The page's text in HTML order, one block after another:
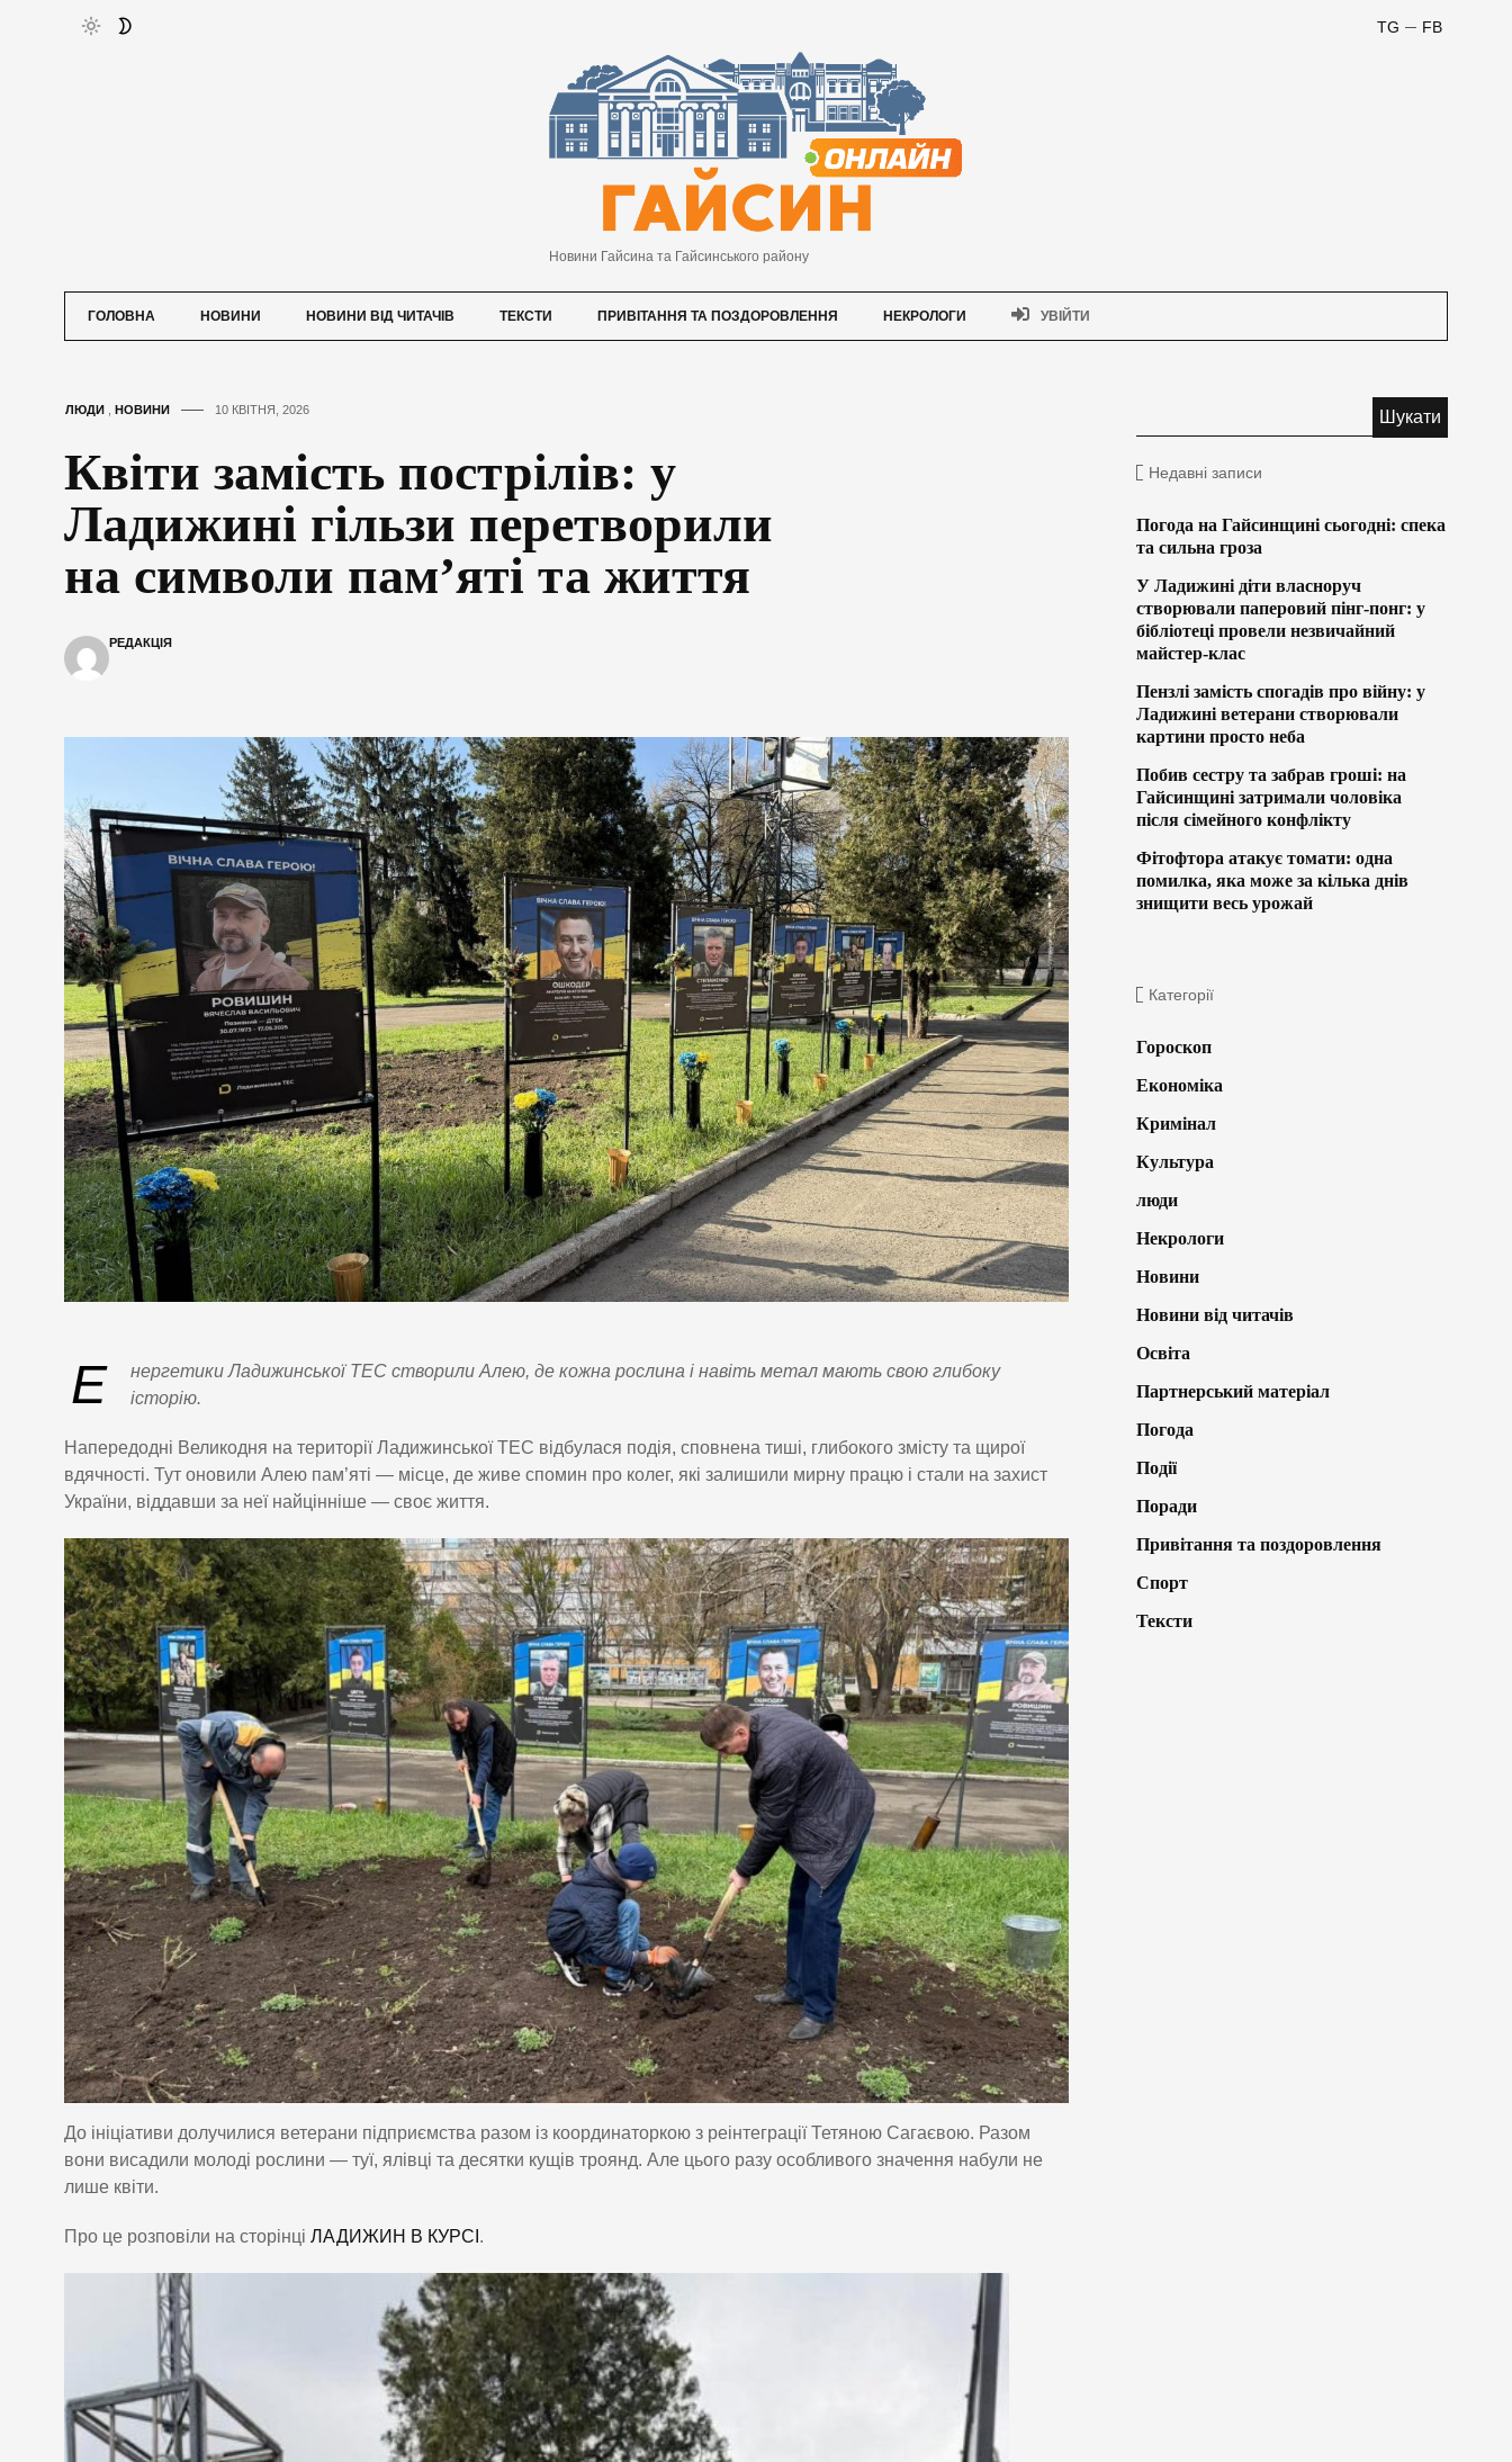
FB
TG
Новини Гайсина та Гайсинського району
ГОЛОВНА НОВИНИ НОВИНИ ВІД ЧИТАЧІВ ТЕКСТИ ПРИВІТАННЯ ТА ПОЗДОРОВЛЕННЯ НЕКРОЛОГИ УВІЙТИ
ЛЮДИ НОВИНИ 10 КВІТНЯ, 2026
Квіти замість пострілів: у
Ладижині гільзи перетворили
на символи пам’яті та життя
РЕДАКЦІЯ
Е
нергетики Ладижинської ТЕС створили Алею, де кожна рослина і навіть метал мають свою глибоку
історію.
Напередодні Великодня на території Ладижинської ТЕС відбулася подія, сповнена тиші, глибокого змісту та щирої
вдячності. Тут оновили Алею пам’яті — місце, де живе спомин про колег, які залишили мирну працю і стали на захист
України, віддавши за неї найцінніше — своє життя.
До ініціативи долучилися ветерани підприємства разом із координаторкою з реінтеграції Тетяною Сагаєвою. Разом
вони висадили молоді рослини — туї, ялівці та десятки кущів троянд. Але цього разу особливого значення набули не
лише квіти.
Про це розповіли на сторінці ЛАДИЖИН В КУРСІ .
Недавні записи
Погода на Гайсинщині сьогодні: спека
та сильна гроза
У Ладижині діти власноруч
створювали паперовий пінг-понг: у
бібліотеці провели незвичайний
майстер-клас
Пензлі замість спогадів про війну: у
Ладижині ветерани створювали
картини просто неба
Побив сестру та забрав гроші: на
Гайсинщині затримали чоловіка
після сімейного конфлікту
Фітофтора атакує томати: одна
помилка, яка може за кілька днів
знищити весь урожай
Категорії
Гороскоп
Економіка
Кримінал
Культура
люди
Некрологи
Новини
Новини від читачів
Освіта
Партнерський матеріал
Погода
Події
Поради
Привітання та поздоровлення
Спорт
Тексти